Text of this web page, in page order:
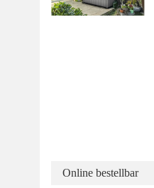
Online bestellbar